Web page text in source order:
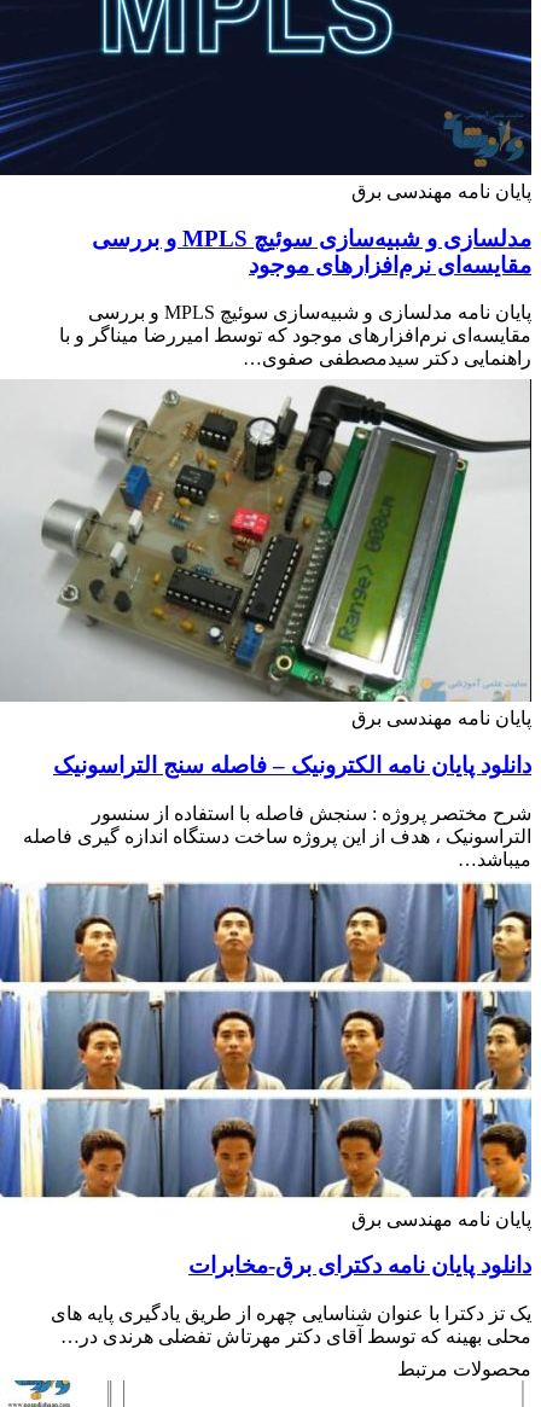
نامه مهندسی برق
مدلسازی و شبیه‌سازی سوئیچ MPLS و بررسی
نرم‌افزارهای موجود
پایان نامه مدلسازی و شبیه‌سازی سوئیچ MPLS و بررسی
نرم‌افزارهای موجود که توسط امیررضا میناگر و با
دکتر سیدمصطفی صفوی…
نامه مهندسی برق
پایان نامه الکترونیک – فاصله سنج التراسونیک
مختصر پروژه : سنجش فاصله با استفاده از سنسور
، هدف از این پروژه ساخت دستگاه اندازه گیری فاصله
نامه مهندسی برق
پایان نامه دکترای برق-مخابرات
دکترا با عنوان شناسایی چهره از طریق یادگیری پایه های
بهینه که توسط آقای دکتر مهرتاش تفضلی هرندی در…
مرتبط